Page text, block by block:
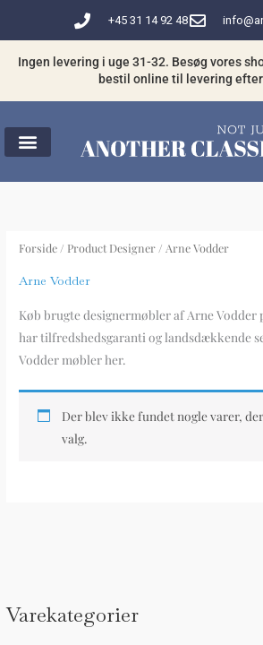
indholdet
+45 31 14 92 48
Ingen levering i uge 31-32. Besøg vores
bestil online til levering
Varekategorier
Forside / Product Designer / Arne Vodder
Arne Vodder
Køb brugte designermøbler af Arne Vodder
har tilfredshedsgaranti og landsdækkende
Vodder møbler her.
Der blev ikke fundet nogle varer,
valg.